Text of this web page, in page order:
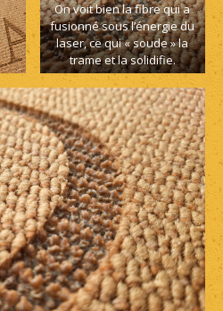
On voit bien la fibre qui a
fusionné sous l’énergie du
laser, ce qui « soude » la
trame et la solidifie.